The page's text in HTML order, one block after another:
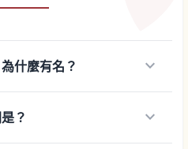
什麼有名？ keyboard_arrow_down
？ keyboard_arrow_down